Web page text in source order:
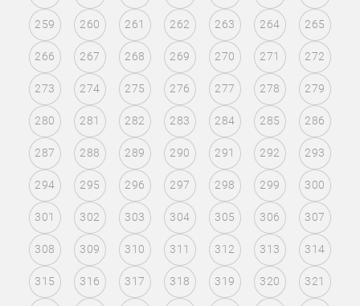
259 260 261 262 263 264 265
266 267 268 269 270 271 272
273 274 275 276 277 278 279
280 281 282 283 284 285 286
287 288 289 290 291 292 293
294 295 296 297 298 299 300
301 302 303 304 305 306 307
308 309 310 311 312 313 314
315 316 317 318 319 320 321